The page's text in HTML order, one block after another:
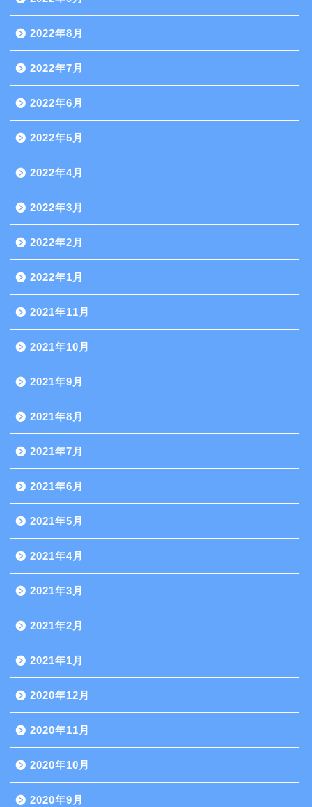
2022年8月
2022年7月
2022年6月
2022年5月
2022年4月
2022年3月
2022年2月
2022年1月
2021年11月
2021年10月
2021年9月
2021年8月
2021年7月
2021年6月
2021年5月
2021年4月
2021年3月
2021年2月
2021年1月
2020年12月
2020年11月
2020年10月
2020年9月